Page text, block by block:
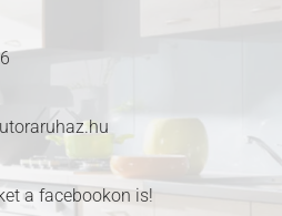
a facebookon is!